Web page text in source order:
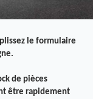
le formulaire
de pièces
être rapidement